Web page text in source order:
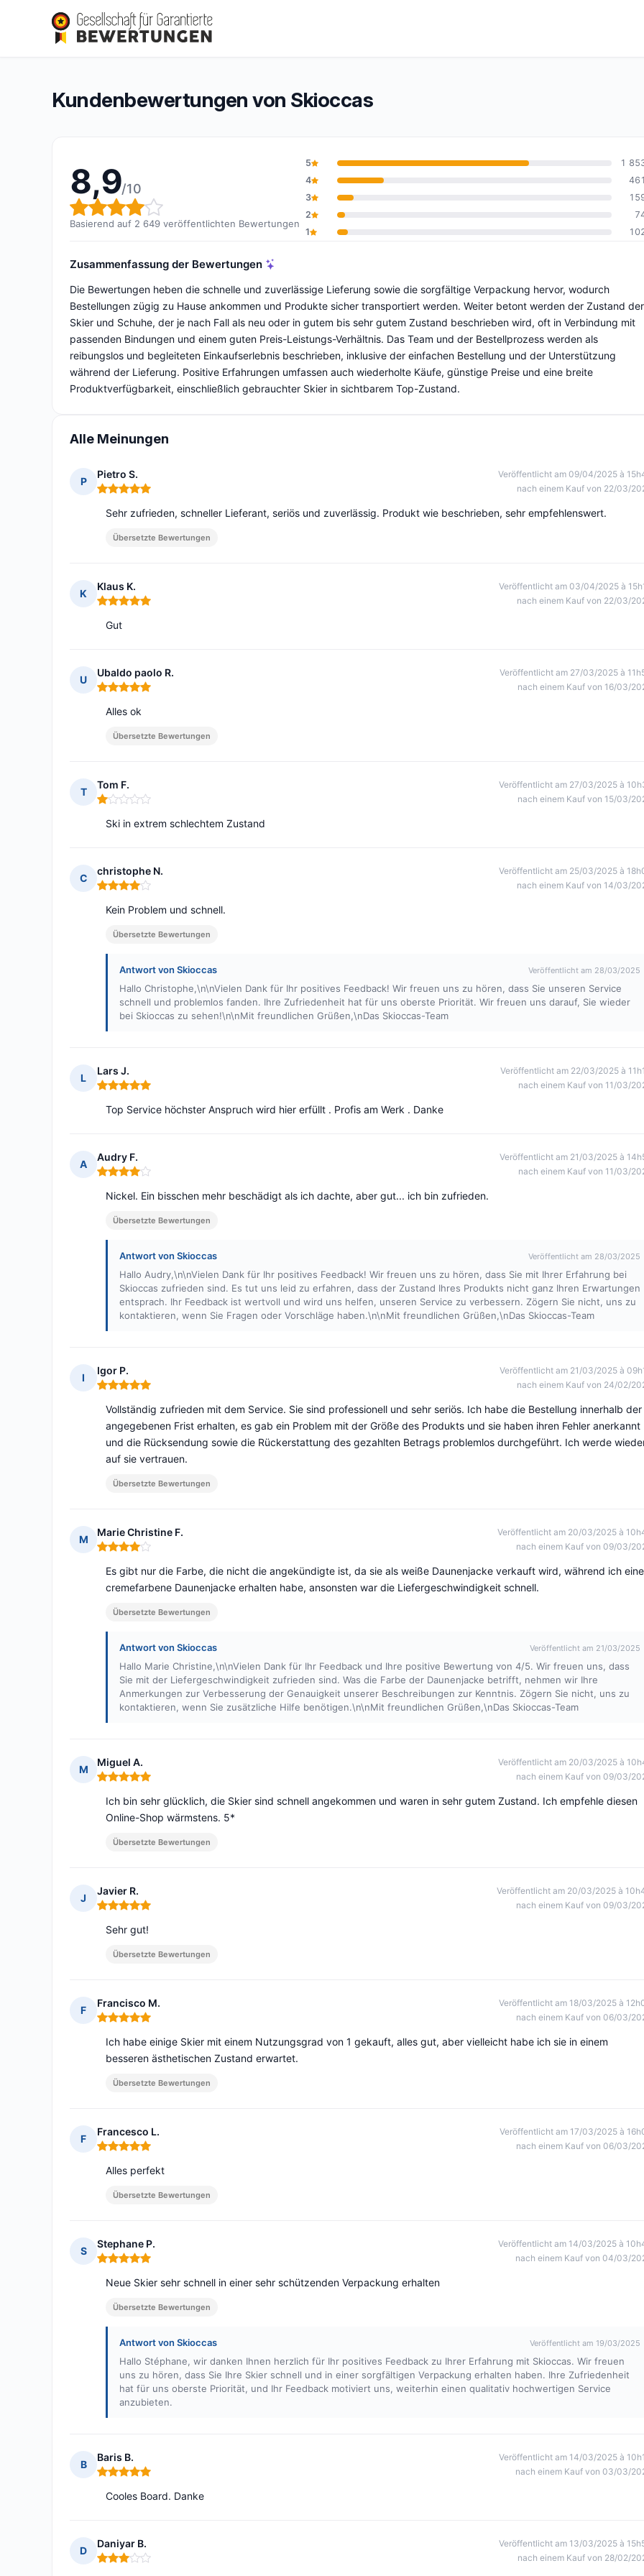
Skioccas
Gesamtbewertung: 8,9 von 10
8,9/10(2 649 Bewertungen)
Kundenbewertungen von Skioccas
8,9/10
Gesamtbewertung: 8,9 von 10
Basierend auf 2 649 veröffentlichten Bewertungen
5
1
4
461
3
2
1
Zusammenfassung der Bewertungen
Die Bewertungen heben die schnelle und zuverlässige Lieferung sowie die sorgfältige Verpackung hervor, wodurch
Bestellungen zügig zu Hause ankommen und Produkte sicher transportiert werden. Weiter betont werden der Zustand der
Skier und Schuhe, der je nach Fall als neu oder in gutem bis sehr gutem Zustand beschrieben wird, oft in Verbindung mit
passenden Bindungen und einem guten Preis-Leistungs-Verhältnis. Das Team und der Bestellprozess werden als
reibungslos und begleiteten Einkaufserlebnis beschrieben, inklusive der einfachen Bestellung und der Unterstützung
während der Lieferung. Positive Erfahrungen umfassen auch wiederholte Käufe, günstige Preise und eine breite
Produktverfügbarkeit, einschließlich gebrauchter Skier in sichtbarem Top-Zustand.
Alle Meinungen
P
Pietro S.
Hinweis: 5 von 5
Veröffentlicht am 09/04/2025 à
nach einem Kauf von 22/03/
Sehr zufrieden, schneller Lieferant, seriös und zuverlässig. Produkt wie beschrieben, sehr empfehlenswert.
Übersetzte Bewertungen
K
Klaus K.
Hinweis: 5 von 5
Veröffentlicht am 03/04/2025 à
nach einem Kauf von 22/03/
Gut
U
Ubaldo paolo R.
Hinweis: 5 von 5
Veröffentlicht am 27/03/2025 à
nach einem Kauf von 16/03/
Alles ok
Übersetzte Bewertungen
T
Tom F.
Hinweis: 1 von 5
Veröffentlicht am 27/03/2025 à
nach einem Kauf von 15/03/
Ski in extrem schlechtem Zustand
C
christophe N.
Hinweis: 4 von 5
Veröffentlicht am 25/03/2025 à
nach einem Kauf von 14/03/
Kein Problem und schnell.
Übersetzte Bewertungen
Antwort von Skioccas Veröffentlicht am 28/03/2025
Hallo Christophe,\n\nVielen Dank für Ihr positives Feedback! Wir freuen uns zu hören, dass Sie unseren Service
schnell und problemlos fanden. Ihre Zufriedenheit hat für uns oberste Priorität. Wir freuen uns darauf, Sie wieder
bei Skioccas zu sehen!\n\nMit freundlichen Grüßen,\nDas Skioccas-Team
L
Lars J.
Hinweis: 5 von 5
Veröffentlicht am 22/03/2025 à
nach einem Kauf von 11/03/
Top Service höchster Anspruch wird hier erfüllt . Profis am Werk . Danke
A
Audry F.
Hinweis: 4 von 5
Veröffentlicht am 21/03/2025 à
nach einem Kauf von 11/03/
Nickel. Ein bisschen mehr beschädigt als ich dachte, aber gut... ich bin zufrieden.
Übersetzte Bewertungen
Antwort von Skioccas Veröffentlicht am 28/03/2025
Hallo Audry,\n\nVielen Dank für Ihr positives Feedback! Wir freuen uns zu hören, dass Sie mit Ihrer Erfahrung bei
Skioccas zufrieden sind. Es tut uns leid zu erfahren, dass der Zustand Ihres Produkts nicht ganz Ihren Erwartungen
entsprach. Ihr Feedback ist wertvoll und wird uns helfen, unseren Service zu verbessern. Zögern Sie nicht, uns zu
kontaktieren, wenn Sie Fragen oder Vorschläge haben.\n\nMit freundlichen Grüßen,\nDas Skioccas-Team
I
Igor P.
Hinweis: 5 von 5
Veröffentlicht am 21/03/2025 à
nach einem Kauf von 24/02/
Vollständig zufrieden mit dem Service. Sie sind professionell und sehr seriös. Ich habe die Bestellung innerhalb der
angegebenen Frist erhalten, es gab ein Problem mit der Größe des Produkts und sie haben ihren Fehler anerkannt
und die Rücksendung sowie die Rückerstattung des gezahlten Betrags problemlos durchgeführt. Ich werde
auf sie vertrauen.
Übersetzte Bewertungen
M
Marie Christine F.
Hinweis: 4 von 5
Veröffentlicht am 20/03/2025 à
nach einem Kauf von 09/03/
Es gibt nur die Farbe, die nicht die angekündigte ist, da sie als weiße Daunenjacke verkauft wird, während ich eine
cremefarbene Daunenjacke erhalten habe, ansonsten war die Liefergeschwindigkeit schnell.
Übersetzte Bewertungen
Antwort von Skioccas Veröffentlicht am 21/03/2025
Hallo Marie Christine,\n\nVielen Dank für Ihr Feedback und Ihre positive Bewertung von 4/5. Wir freuen uns, dass
Sie mit der Liefergeschwindigkeit zufrieden sind. Was die Farbe der Daunenjacke betrifft, nehmen wir Ihre
Anmerkungen zur Verbesserung der Genauigkeit unserer Beschreibungen zur Kenntnis. Zögern Sie nicht, uns zu
kontaktieren, wenn Sie zusätzliche Hilfe benötigen.\n\nMit freundlichen Grüßen,\nDas Skioccas-Team
M
Miguel A.
Hinweis: 5 von 5
Veröffentlicht am 20/03/2025 à
nach einem Kauf von 09/03/
Ich bin sehr glücklich, die Skier sind schnell angekommen und waren in sehr gutem Zustand. Ich empfehle diesen
Online-Shop wärmstens. 5*
Übersetzte Bewertungen
J
Javier R.
Hinweis: 5 von 5
Veröffentlicht am 20/03/2025 à
nach einem Kauf von 09/03/
Sehr gut!
Übersetzte Bewertungen
F
Francisco M.
Hinweis: 5 von 5
Veröffentlicht am 18/03/2025 à
nach einem Kauf von 06/03/
Ich habe einige Skier mit einem Nutzungsgrad von 1 gekauft, alles gut, aber vielleicht habe ich sie in einem
besseren ästhetischen Zustand erwartet.
Übersetzte Bewertungen
F
Francesco L.
Hinweis: 5 von 5
Veröffentlicht am 17/03/2025 à
nach einem Kauf von 06/03/
Alles perfekt
Übersetzte Bewertungen
S
Stephane P.
Hinweis: 5 von 5
Veröffentlicht am 14/03/2025 à
nach einem Kauf von 04/03/
Neue Skier sehr schnell in einer sehr schützenden Verpackung erhalten
Übersetzte Bewertungen
Antwort von Skioccas Veröffentlicht am 19/03/2025
Hallo Stéphane, wir danken Ihnen herzlich für Ihr positives Feedback zu Ihrer Erfahrung mit Skioccas. Wir freuen
uns zu hören, dass Sie Ihre Skier schnell und in einer sorgfältigen Verpackung erhalten haben. Ihre Zufriedenheit
hat für uns oberste Priorität, und Ihr Feedback motiviert uns, weiterhin einen qualitativ hochwertigen Service
anzubieten.
B
Baris B.
Hinweis: 5 von 5
Veröffentlicht am 14/03/2025 à
nach einem Kauf von 03/03/
Cooles Board. Danke
D
Daniyar B.
Hinweis: 3 von 5
Veröffentlicht am 13/03/2025 à
nach einem Kauf von 28/02/